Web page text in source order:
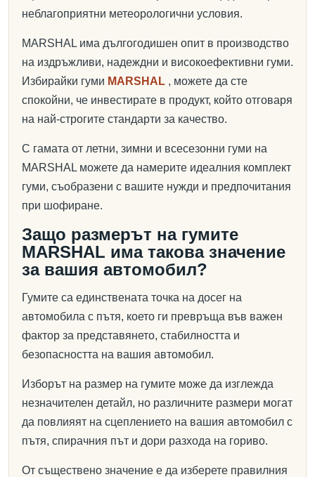
неблагоприятни метеорологични условия.
MARSHAL има дългогодишен опит в производство
на издръжливи, надеждни и високоефективни гуми.
Избирайки гуми MARSHAL , можете да сте
спокойни, че инвестирате в продукт, който отговаря
на най-строгите стандарти за качество.
С гамата от летни, зимни и всесезонни гуми на
MARSHAL можете да намерите идеалния комплект
гуми, съобразени с вашите нужди и предпочитания
при шофиране.
Защо размерът на гумите
MARSHAL има такова значение
за вашия автомобил?
Гумите са единствената точка на досег на
автомобила с пътя, което ги превръща във важен
фактор за представянето, стабилността и
безопасността на вашия автомобил.
Изборът на размер на гумите може да изглежда
незначителен детайл, но различните размери могат
да повлияят на сцеплението на вашия автомобил с
пътя, спирачния път и дори разхода на гориво.
От съществено значение е да изберете правилния